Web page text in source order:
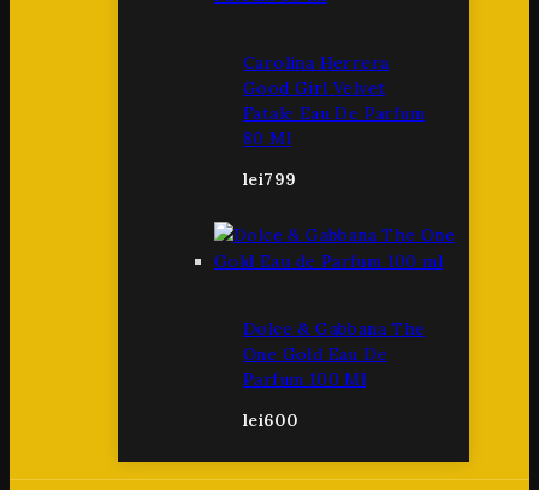
Carolina Herrera
Good Girl Velvet
Fatale Eau De Parfum
80 Ml
lei799
Dolce & Gabbana The
One Gold Eau De
Parfum 100 Ml
lei600